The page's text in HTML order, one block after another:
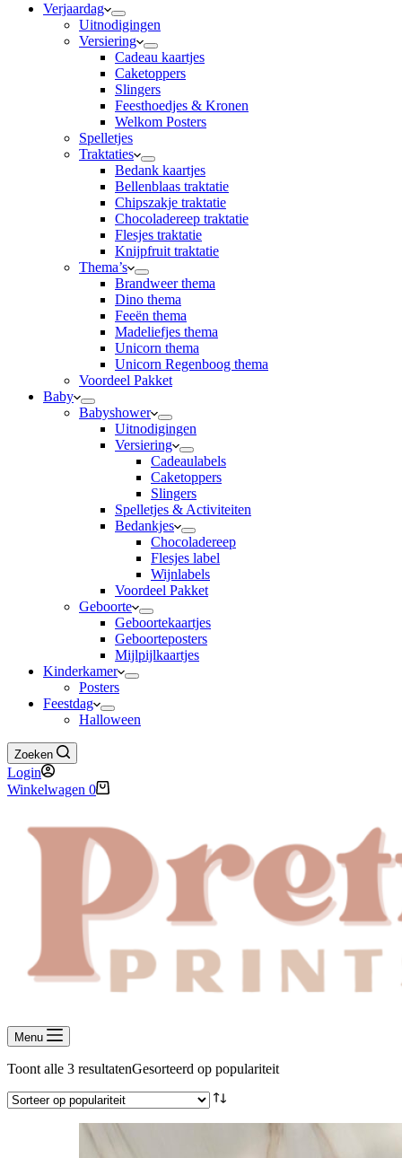
Verjaardag
Uitnodigingen
Versiering
Cadeau kaartjes
Caketoppers
Slingers
Feesthoedjes & Kronen
Welkom Posters
Spelletjes
Traktaties
Bedank kaartjes
Bellenblaas traktatie
Chipszakje traktatie
Chocoladereep traktatie
Flesjes traktatie
Knijpfruit traktatie
Thema’s
Brandweer thema
Dino thema
Feeën thema
Madeliefjes thema
Unicorn thema
Unicorn Regenboog thema
Voordeel Pakket
Baby
Babyshower
Uitnodigingen
Versiering
Cadeaulabels
Caketoppers
Slingers
Spelletjes & Activiteiten
Bedankjes
Chocoladereep
Flesjes label
Wijnlabels
Voordeel Pakket
Geboorte
Geboortekaartjes
Geboorteposters
Mijlpijlkaartjes
Kinderkamer
Posters
Feestdag
Halloween
Zoeken
Login
Winkelwagen 0
Menu
Toont alle 3 resultatenGesorteerd op populariteit